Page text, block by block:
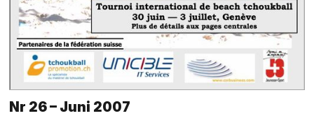
Nr 26 – Juni 2007